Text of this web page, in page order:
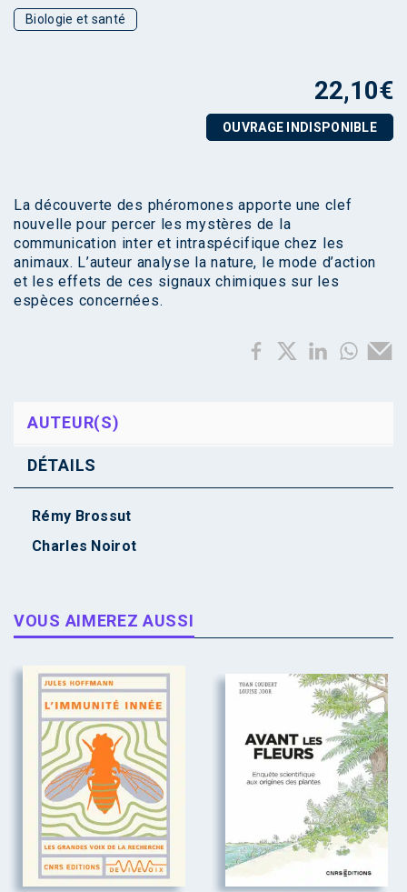
Biologie et santé
22,10€
OUVRAGE INDISPONIBLE
La découverte des phéromones apporte une clef
nouvelle pour percer les mystères de la
communication inter et intraspécifique chez les
animaux. L’auteur analyse la nature, le mode d’action
et les effets de ces signaux chimiques sur les
espèces concernées.
AUTEUR(S)
DÉTAILS
Rémy Brossut
Charles Noirot
VOUS AIMEREZ AUSSI